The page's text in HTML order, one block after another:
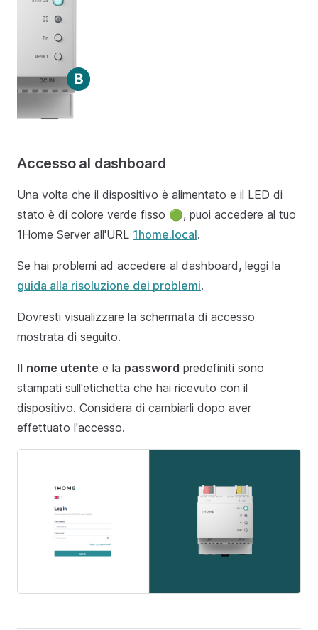
Accesso al dashboard
Una volta che il dispositivo è alimentato e il LED di
stato è di colore verde fisso 🟢, puoi accedere al tuo
1Home Server all'URL 1home.local.
Se hai problemi ad accedere al dashboard, leggi la
guida alla risoluzione dei problemi.
Dovresti visualizzare la schermata di accesso
mostrata di seguito.
Il nome utente e la password predefiniti sono
stampati sull'etichetta che hai ricevuto con il
dispositivo. Considera di cambiarli dopo aver
effettuato l'accesso.